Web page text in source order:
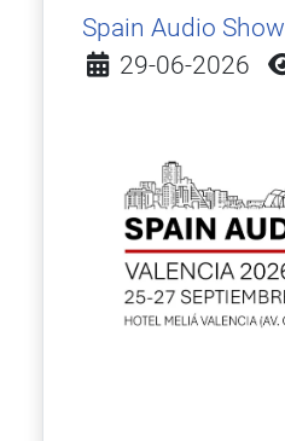
Spain Audio Show
Detalles
29-06-2026